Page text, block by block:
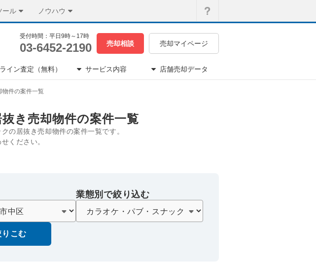
ール ノウハウ
受付時間：平日9時～17時
03-6452-2190 売却相談 売却マイページ
イン査定（無料） サービス内容 店舗売却データ
物件の案件一覧
き売却物件の案件一覧
の居抜き売却物件の案件一覧です。
ください。
業態別で絞り込む
りこむ